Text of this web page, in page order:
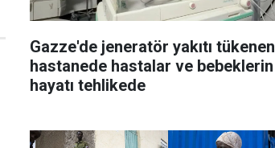
Gazze'de jeneratör yakıtı tükenen
hastanede hastalar ve bebeklerin
hayatı tehlikede